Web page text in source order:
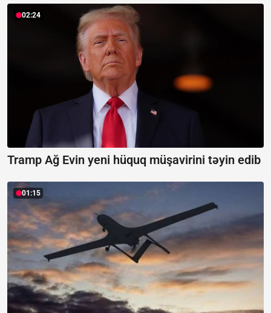
02:24
Tramp Ağ Evin yeni hüquq müşavirini təyin edib
01:15